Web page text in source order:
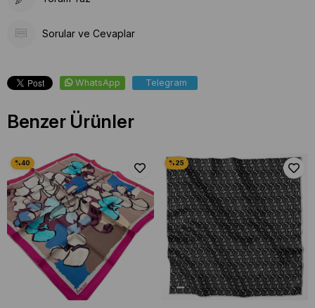
Sorular ve Cevaplar
WhatsApp Telegram
Benzer Ürünler